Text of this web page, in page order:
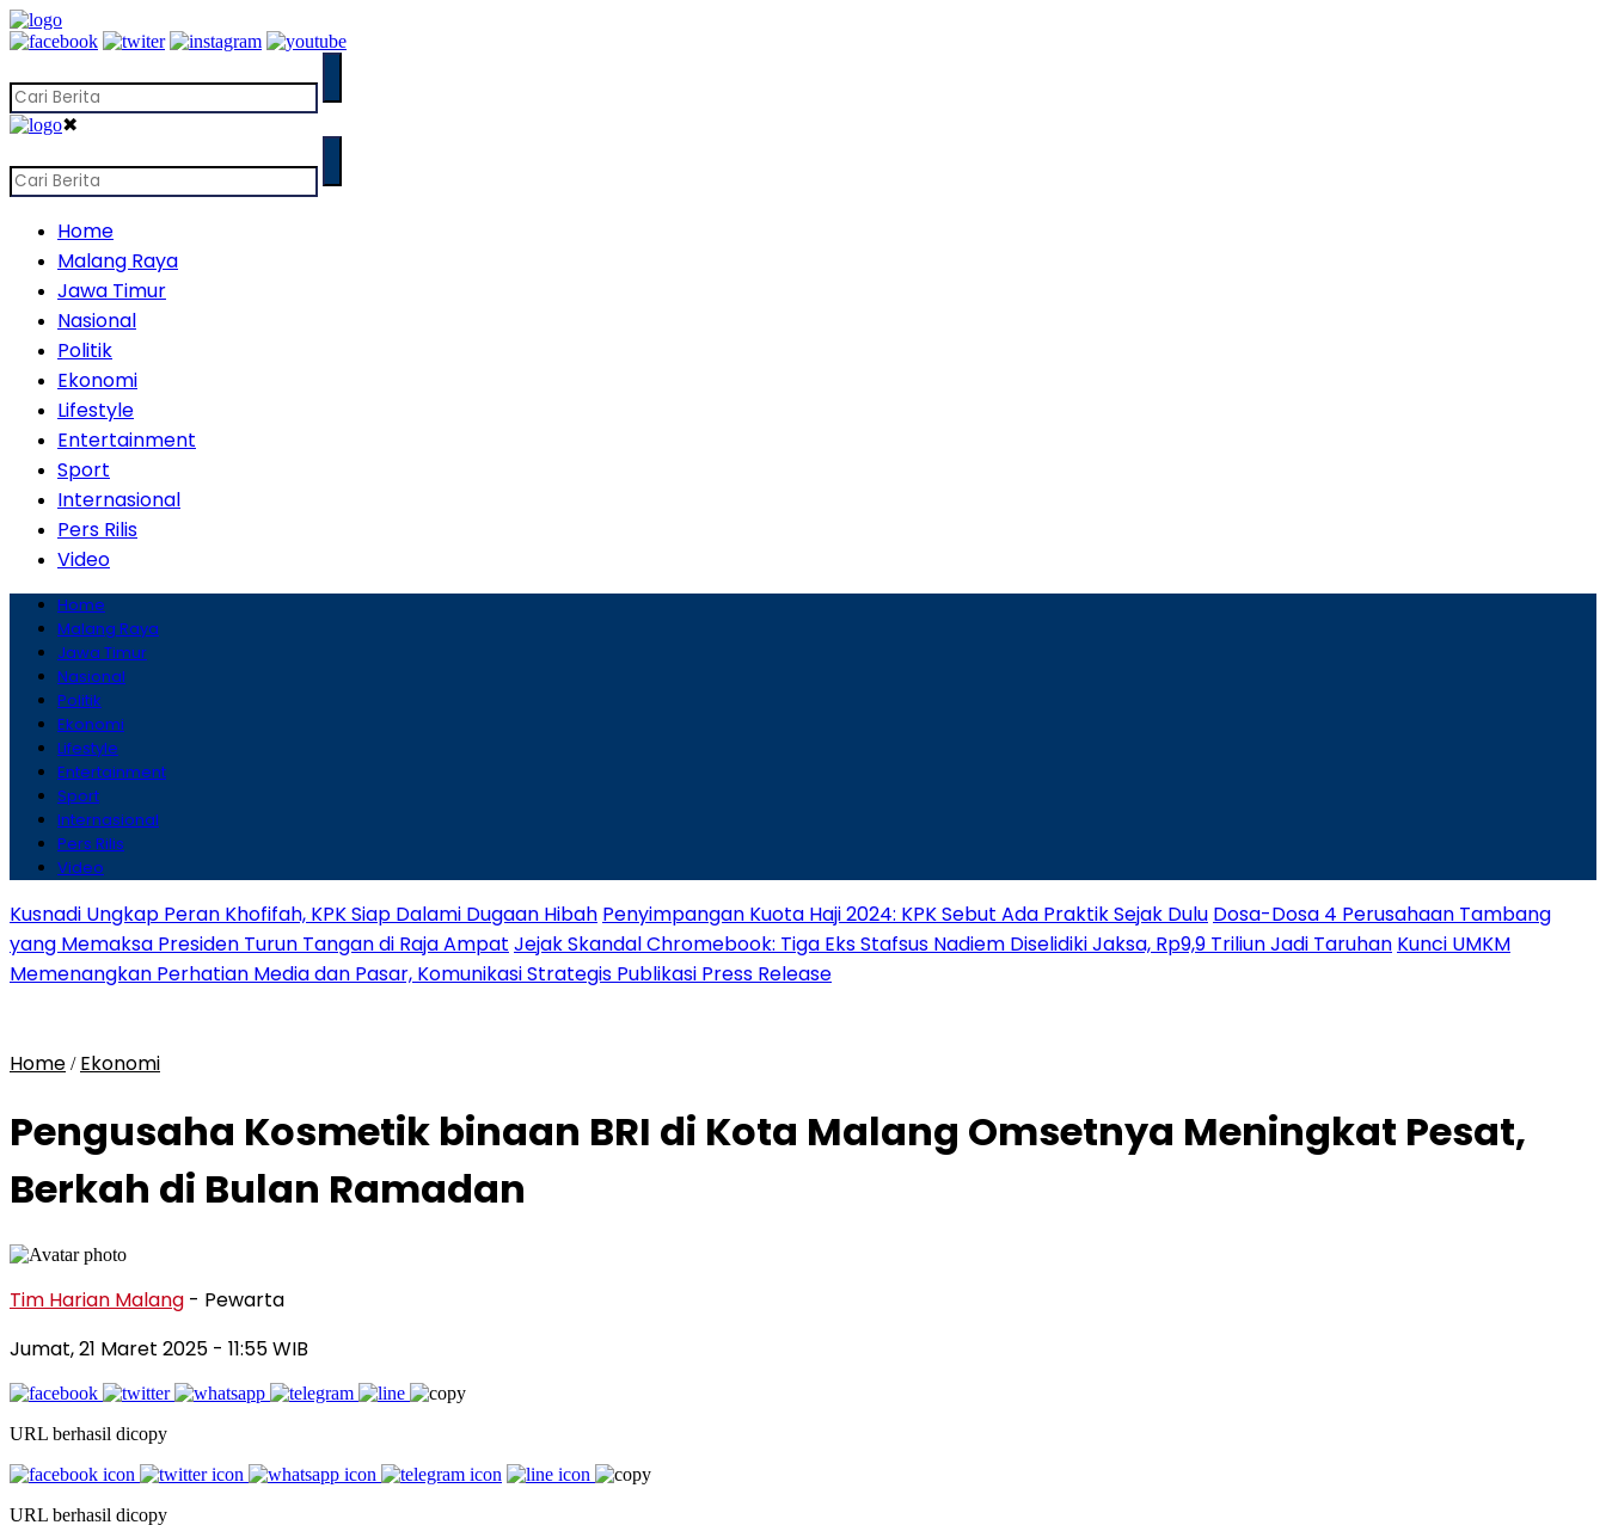
✖
Home
Malang Raya
Jawa Timur
Nasional
Politik
Ekonomi
Lifestyle
Entertainment
Sport
Internasional
Pers Rilis
Video
Home
Malang Raya
Jawa Timur
Nasional
Politik
Ekonomi
Lifestyle
Entertainment
Sport
Internasional
Pers Rilis
Video
Kusnadi Ungkap Peran Khofifah, KPK Siap Dalami Dugaan Hibah Penyimpangan Kuota Haji 2024: KPK Sebut Ada Praktik Sejak Dulu Dosa-Dosa 4 Perusahaan Tambang
yang Memaksa Presiden Turun Tangan di Raja Ampat Jejak Skandal Chromebook: Tiga Eks Stafsus Nadiem Diselidiki Jaksa, Rp9,9 Triliun Jadi Taruhan Kunci UMKM
Memenangkan Perhatian Media dan Pasar, Komunikasi Strategis Publikasi Press Release
Home / Ekonomi
Pengusaha Kosmetik binaan BRI di Kota Malang Omsetnya Meningkat Pesat,
Berkah di Bulan Ramadan
Tim Harian Malang - Pewarta
Jumat, 21 Maret 2025 - 11:55 WIB
URL berhasil dicopy
URL berhasil dicopy